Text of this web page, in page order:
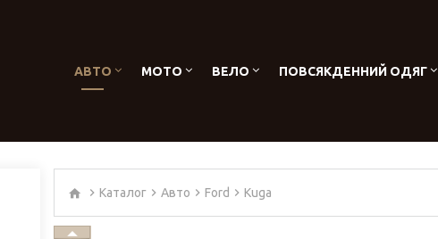
АВТО МОТО ВЕЛО ПОВСЯКДЕННИЙ ОДЯГ
Каталог Авто Ford Kuga